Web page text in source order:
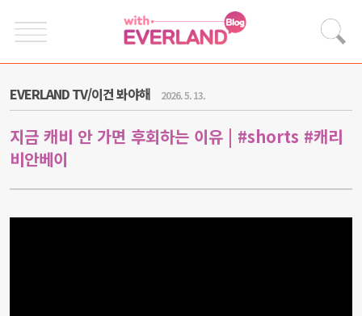
EVERLAND TV/이건 봐야해 2026. 5. 13.
지금 캐비 안 가면 후회하는 이유 | #shorts #캐리
비안베이